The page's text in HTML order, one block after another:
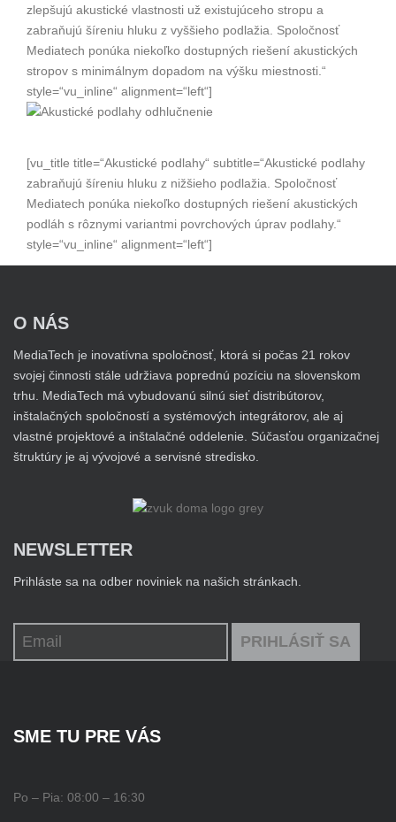
zlepšujú akustické vlastnosti už existujúceho stropu a
zabraňujú šíreniu hluku z vyššieho podlažia. Spoločnosť
Mediatech ponúka niekoľko dostupných riešení akustických
stropov s minimálnym dopadom na výšku miestnosti.“
style=“vu_inline“ alignment=“left“]
[vu_title title=“Akustické podlahy“ subtitle=“Akustické podlahy
zabraňujú šíreniu hluku z nižšieho podlažia. Spoločnosť
Mediatech ponúka niekoľko dostupných riešení akustických
podláh s rôznymi variantmi povrchových úprav podlahy.“
style=“vu_inline“ alignment=“left“]
O NÁS
MediaTech je inovatívna spoločnosť, ktorá si počas 21 rokov
svojej činnosti stále udržiava poprednú pozíciu na slovenskom
trhu. MediaTech má vybudovanú silnú sieť distribútorov,
inštalačných spoločností a systémových integrátorov, ale aj
vlastné projektové a inštalačné oddelenie. Súčasťou organizačnej
štruktúry je aj vývojové a servisné stredisko.
NEWSLETTER
Prihláste sa na odber noviniek na našich stránkach.
SME TU PRE VÁS
Po – Pia: 08:00 – 16:30